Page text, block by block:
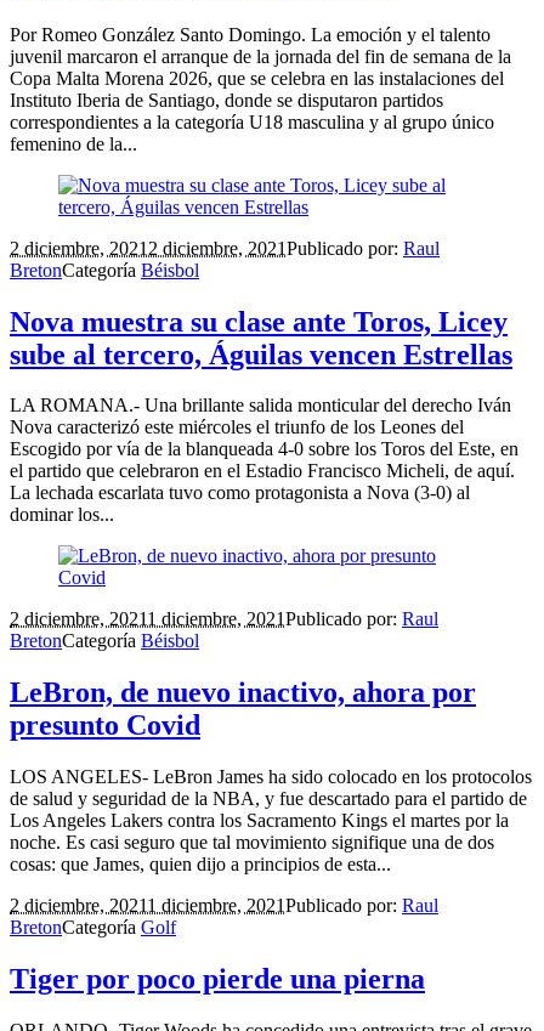
Por Romeo González Santo Domingo. La emoción y el talento
juvenil marcaron el arranque de la jornada del fin de semana de la
Copa Malta Morena 2026, que se celebra en las instalaciones del
Instituto Iberia de Santiago, donde se disputaron partidos
correspondientes a la categoría U18 masculina y al grupo único
femenino de la...
2 diciembre, 2021 2 diciembre, 2021Publicado por: Raul
BretonCategoría Béisbol
Nova muestra su clase ante Toros, Licey
sube al tercero, Águilas vencen Estrellas
LA ROMANA.- Una brillante salida monticular del derecho Iván
Nova caracterizó este miércoles el triunfo de los Leones del
Escogido por vía de la blanqueada 4-0 sobre los Toros del Este, en
el partido que celebraron en el Estadio Francisco Micheli, de aquí.
La lechada escarlata tuvo como protagonista a Nova (3-0) al
dominar los...
2 diciembre, 20211 diciembre, 2021Publicado por: Raul
BretonCategoría Béisbol
LeBron, de nuevo inactivo, ahora por
presunto Covid
LOS ANGELES- LeBron James ha sido colocado en los protocolos
de salud y seguridad de la NBA, y fue descartado para el partido de
Los Angeles Lakers contra los Sacramento Kings el martes por la
noche. Es casi seguro que tal movimiento signifique una de dos
cosas: que James, quien dijo a principios de esta...
2 diciembre, 20211 diciembre, 2021Publicado por: Raul
BretonCategoría Golf
Tiger por poco pierde una pierna